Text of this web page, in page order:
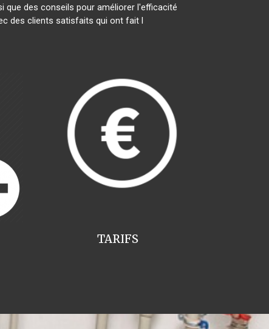
que des conseils pour améliorer l'efficacité
des clients satisfaits qui ont fait l
TARIFS